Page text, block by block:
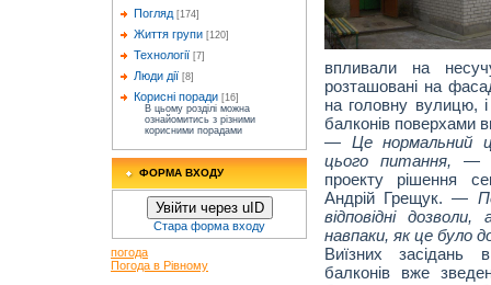
Погляд [174]
Життя групи [120]
Технології [7]
Люди дії [8]
Корисні поради [16]
В цьому розділі можна
ознайомитись з різними
корисними порадами
ФОРМА ВХОДУ
Увійти через uID
Стара форма входу
погода
Погода в Рівному
впливали на
розташовані на
на головну вулицю,
балконів поверхами
— Це нормальний
цього питання,—
проекту рішення
Андрій Грещук. —
відповідні
навпаки, як це було
Виїзних засідань
балконів вже